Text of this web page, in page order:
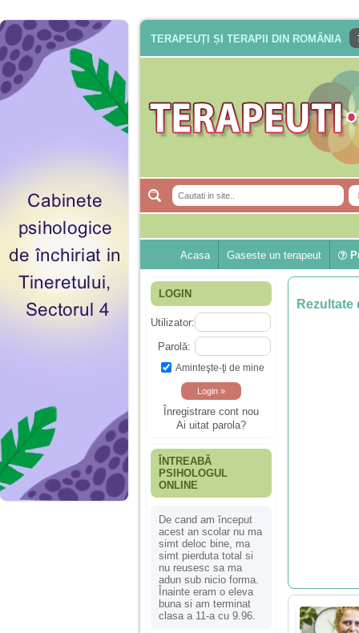
TERAPEUȚI ȘI TERAPII DIN ROMÂNIA
Acasa Gaseste un terapeut
LOGIN
Utilizator:
Parolă:
Aminteşte-ţi de mine
Înregistrare cont nou
Ai uitat parola?
ÎNTREABĂ
PSIHOLOGUL
ONLINE
De cand am început
acest an scolar nu ma
simt deloc bine, ma
simt pierduta total si
nu reusesc sa ma
adun sub nicio forma.
Înainte eram o eleva
buna si am terminat
clasa a 11-a cu 9.96.
Rezultate